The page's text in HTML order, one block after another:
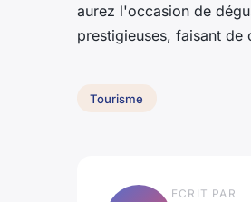
aurez l'occasion de
prestigieuses, faisant de
Tourisme
ECRIT PAR